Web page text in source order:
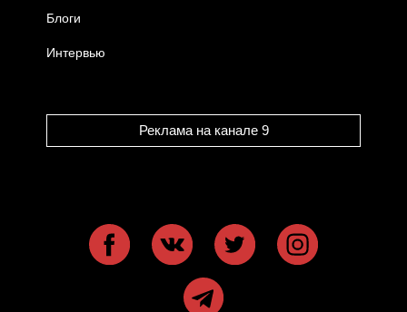
Блоги
Интервью
Реклама на канале 9